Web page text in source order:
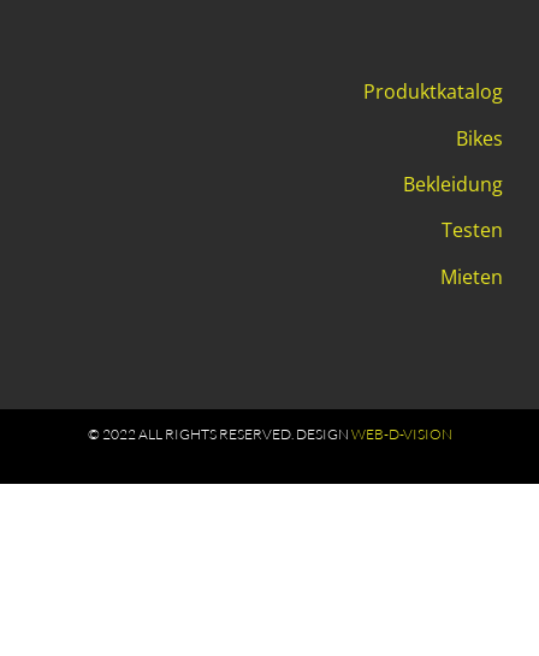
Produktkatalog
Bikes
Bekleidung
Testen
Mieten
© 2022 ALL RIGHTS RESERVED​. DESIGN WEB-D-VISION